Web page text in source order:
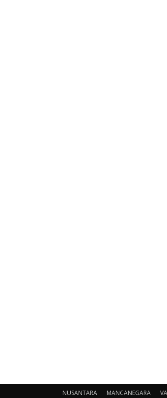
NUSANTARA MANCANEGARA